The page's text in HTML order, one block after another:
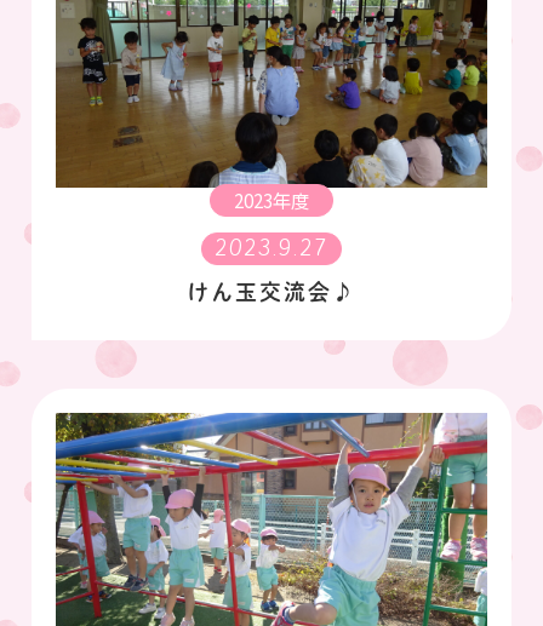
2023年度
2023.9.27
けん玉交流会♪